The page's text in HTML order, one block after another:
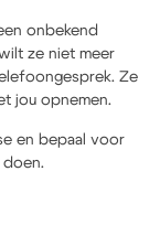
onbekend
ze niet meer
Ze
jou opnemen.
en bepaal voor